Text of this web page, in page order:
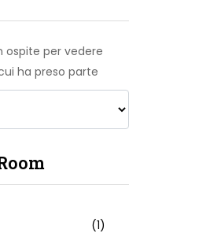
ospite per vedere
ha preso parte
(1)